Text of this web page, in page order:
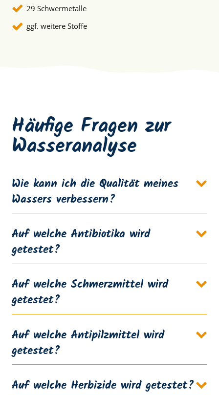
29 Schwermetalle
ggf. weitere Stoffe
Häufige Fragen zur
Wasseranalyse
Wie kann ich die Qualität meines
Wassers verbessern?
Auf welche Antibiotika wird
getestet?
Auf welche Schmerzmittel wird
getestet?
Auf welche Antipilzmittel wird
getestet?
Auf welche Herbizide wird getestet?